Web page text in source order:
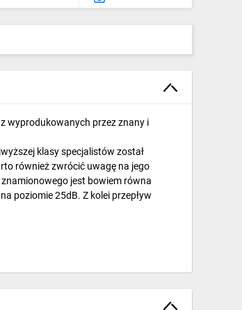
wyprodukowanych przez znany i
klasy specjalistów został
również zwrócić uwagę na jego
jest bowiem równa
poziomie 25dB. Z kolei przepływ